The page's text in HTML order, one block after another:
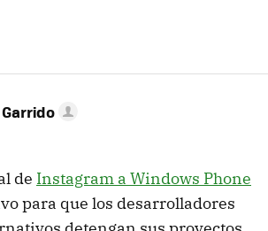
de Instagram a Windows Phone
para que los desarrolladores